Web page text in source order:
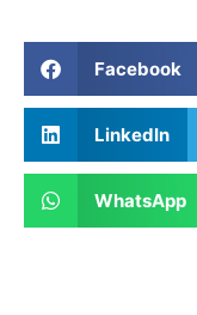
Facebook
LinkedIn
WhatsApp